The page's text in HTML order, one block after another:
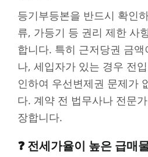
등기부등본을 반드시 확인
류, 가등기 등 권리 제한 사
합니다. 특히 근저당권 금
나, 세입자가 있는 경우 전
인하여 우선변제권 문제가
다. 계약 전 법무사나 전문
장합니다.
❓ 전세가율이 높은 급매